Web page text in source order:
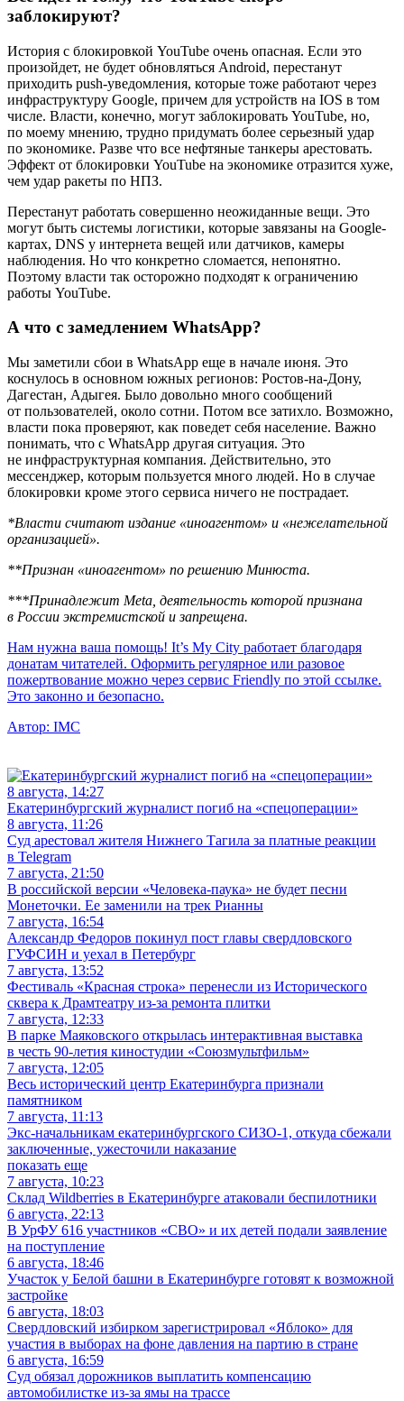
заблокируют?
История с блокировкой YouTube очень опасная. Если это
произойдет, не будет обновляться Android, перестанут
приходить push-уведомления, которые тоже работают через
инфраструктуру Google, причем для устройств на IOS в том
числе. Власти, конечно, могут заблокировать YouTube, но,
по моему мнению, трудно придумать более серьезный удар
по экономике. Разве что все нефтяные танкеры арестовать.
Эффект от блокировки YouTube на экономике отразится хуже,
чем удар ракеты по НПЗ.
Перестанут работать совершенно неожиданные вещи. Это
могут быть системы логистики, которые завязаны на Google-
картах, DNS у интернета вещей или датчиков, камеры
наблюдения. Но что конкретно сломается, непонятно.
Поэтому власти так осторожно подходят к ограничению
работы YouTube.
А что с замедлением WhatsApp?
Мы заметили сбои в WhatsApp еще в начале июня. Это
коснулось в основном южных регионов: Ростов-на-Дону,
Дагестан, Адыгея. Было довольно много сообщений
от пользователей, около сотни. Потом все затихло. Возможно,
власти пока проверяют, как поведет себя население. Важно
понимать, что с WhatsApp другая ситуация. Это
не инфраструктурная компания. Действительно, это
мессенджер, которым пользуется много людей. Но в случае
блокировки кроме этого сервиса ничего не пострадает.
*Власти считают издание «иноагентом» и «нежелательной
организацией».
**Признан «иноагентом» по решению Минюста.
***Принадлежит Meta, деятельность которой признана
в России экстремистской и запрещена.
Нам нужна ваша помощь! It’s My City работает благодаря
донатам читателей. Оформить регулярное или разовое
пожертвование можно через сервис Friendly по этой ссылке.
Это законно и безопасно.
Автор: IMC
8 августа, 14:27
Екатеринбургский журналист погиб на «спецоперации»
8 августа, 11:26
Суд арестовал жителя Нижнего Тагила за платные реакции
в Telegram
7 августа, 21:50
В российской версии «Человека-паука» не будет песни
Монеточки. Ее заменили на трек Рианны
7 августа, 16:54
Александр Федоров покинул пост главы свердловского
ГУФСИН и уехал в Петербург
7 августа, 13:52
Фестиваль «Красная строка» перенесли из Исторического
сквера к Драмтеатру из-за ремонта плитки
7 августа, 12:33
В парке Маяковского открылась интерактивная выставка
в честь 90-летия киностудии «Союзмультфильм»
7 августа, 12:05
Весь исторический центр Екатеринбурга признали
памятником
7 августа, 11:13
Экс-начальникам екатеринбургского СИЗО-1, откуда сбежали
заключенные, ужесточили наказание
показать еще
7 августа, 10:23
Склад Wildberries в Екатеринбурге атаковали беспилотники
6 августа, 22:13
В УрФУ 616 участников «СВО» и их детей подали заявление
на поступление
6 августа, 18:46
Участок у Белой башни в Екатеринбурге готовят к возможной
застройке
6 августа, 18:03
Свердловский избирком зарегистрировал «Яблоко» для
участия в выборах на фоне давления на партию в стране
6 августа, 16:59
Суд обязал дорожников выплатить компенсацию
автомобилистке из-за ямы на трассе